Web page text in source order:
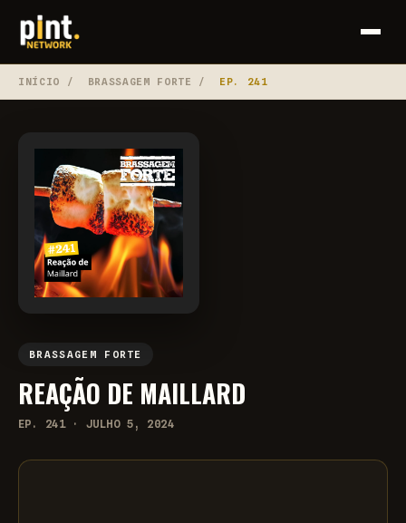
INÍCIO / BRASSAGEM FORTE / EP. 241
BRASSAGEM FORTE
REAÇÃO DE MAILLARD
EP. 241 · JULHO 5, 2024